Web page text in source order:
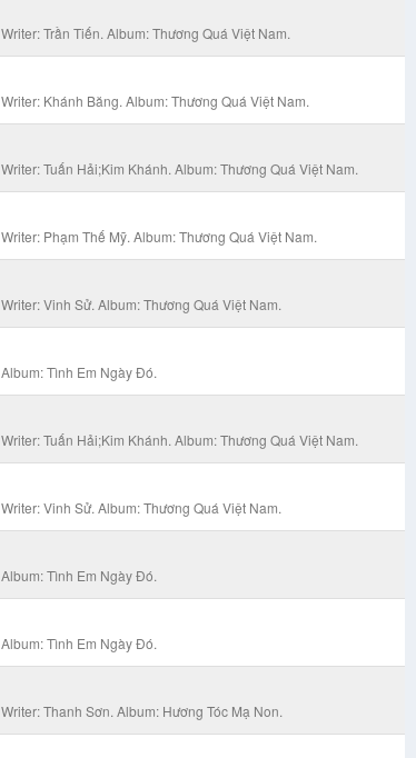
Writer: Trần Tiến. Album: Thương Quá Việt Nam.
Writer: Khánh Băng. Album: Thương Quá Việt Nam.
Writer: Tuấn Hải;Kim Khánh. Album: Thương Quá Việt Nam.
Writer: Phạm Thế Mỹ. Album: Thương Quá Việt Nam.
Writer: Vinh Sử. Album: Thương Quá Việt Nam.
Album: Tình Em Ngày Đó.
Writer: Tuấn Hải;Kim Khánh. Album: Thương Quá Việt Nam.
Writer: Vinh Sử. Album: Thương Quá Việt Nam.
Album: Tình Em Ngày Đó.
Album: Tình Em Ngày Đó.
Writer: Thanh Sơn. Album: Hương Tóc Mạ Non.